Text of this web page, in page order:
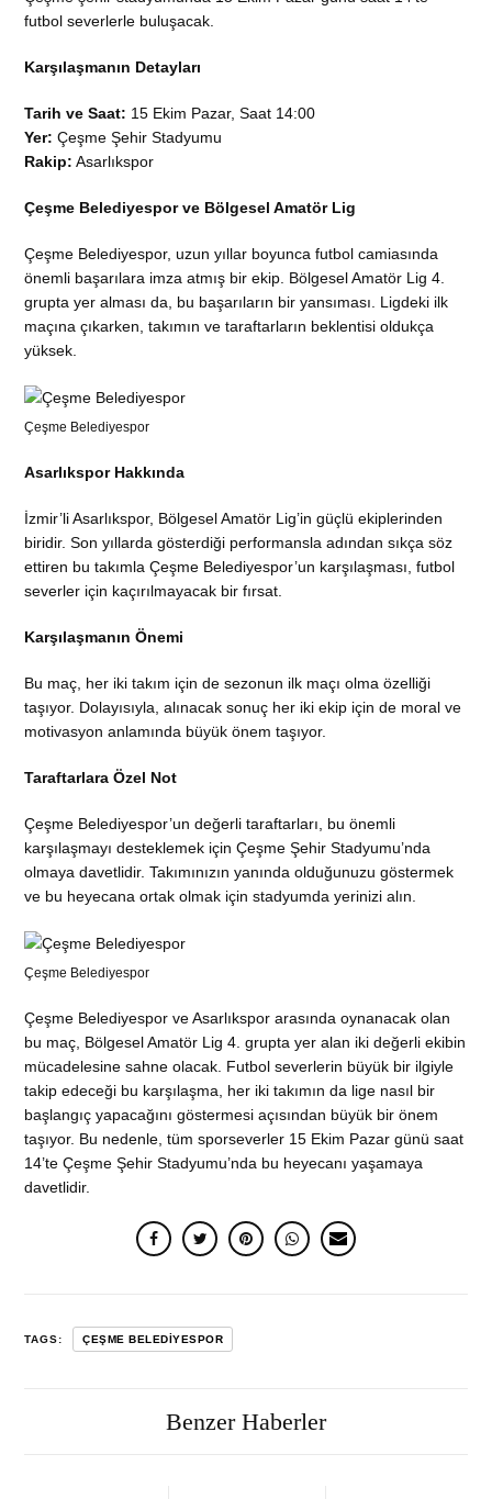
futbol severlerle buluşacak.
Karşılaşmanın Detayları
Tarih ve Saat: 15 Ekim Pazar, Saat 14:00
Yer: Çeşme Şehir Stadyumu
Rakip: Asarlıkspor
Çeşme Belediyespor ve Bölgesel Amatör Lig
Çeşme Belediyespor, uzun yıllar boyunca futbol camiasında
önemli başarılara imza atmış bir ekip. Bölgesel Amatör Lig 4.
grupta yer alması da, bu başarıların bir yansıması. Ligdeki ilk
maçına çıkarken, takımın ve taraftarların beklentisi oldukça
yüksek.
Çeşme Belediyespor
Asarlıkspor Hakkında
İzmir’li Asarlıkspor, Bölgesel Amatör Lig’in güçlü ekiplerinden
biridir. Son yıllarda gösterdiği performansla adından sıkça söz
ettiren bu takımla Çeşme Belediyespor’un karşılaşması, futbol
severler için kaçırılmayacak bir fırsat.
Karşılaşmanın Önemi
Bu maç, her iki takım için de sezonun ilk maçı olma özelliği
taşıyor. Dolayısıyla, alınacak sonuç her iki ekip için de moral ve
motivasyon anlamında büyük önem taşıyor.
Taraftarlara Özel Not
Çeşme Belediyespor’un değerli taraftarları, bu önemli
karşılaşmayı desteklemek için Çeşme Şehir Stadyumu’nda
olmaya davetlidir. Takımınızın yanında olduğunuzu göstermek
ve bu heyecana ortak olmak için stadyumda yerinizi alın.
Çeşme Belediyespor
Çeşme Belediyespor ve Asarlıkspor arasında oynanacak olan
bu maç, Bölgesel Amatör Lig 4. grupta yer alan iki değerli ekibin
mücadelesine sahne olacak. Futbol severlerin büyük bir ilgiyle
takip edeceği bu karşılaşma, her iki takımın da lige nasıl bir
başlangıç yapacağını göstermesi açısından büyük bir önem
taşıyor. Bu nedenle, tüm sporseverler 15 Ekim Pazar günü saat
14’te Çeşme Şehir Stadyumu’nda bu heyecanı yaşamaya
davetlidir.
TAGS: ÇEŞME BELEDIYESPOR
Benzer Haberler